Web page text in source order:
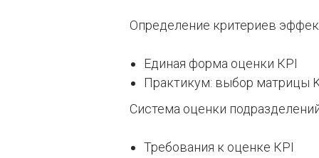
Определение критериев
Единая форма оценки КРI
Практикум: выбор матрицы
Система оценки
Требования к оценке КРI